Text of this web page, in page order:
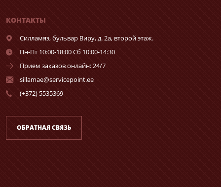
КОНТАКТЫ
Силламяэ,бульвар Виру, д. 2а, второй этаж.
Пн-Пт 10:00-18:00 Сб 10:00-14:30
Прием заказов онлайн: 24/7
sillamae@servicepoint.ee
(+372) 5535369
ОБРАТНАЯ СВЯЗЬ